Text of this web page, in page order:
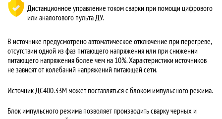
Дистанционное управление током сварки при помощи цифрового
или аналогового пульта ДУ.
В источнике предусмотрено автоматическое отключение при перегреве,
отсутствии одной из фаз питающего напряжения или при снижении
питающего напряжения более чем на 10%. Характеристики источников
не зависят от колебаний напряжений питающей сети.
Источник ДС400.33М может поставляться с блоком импульсного режима.
Блок импульсного режима позволяет производить сварку черных и